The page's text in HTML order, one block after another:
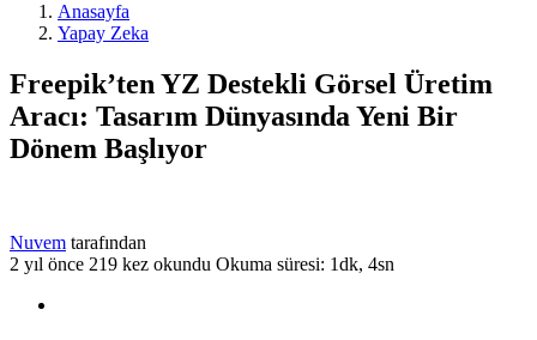
Anasayfa
Yapay Zeka
Freepik’ten YZ Destekli Görsel Üretim
Aracı: Tasarım Dünyasında Yeni Bir
Dönem Başlıyor
Nuvem tarafından
2 yıl önce 219 kez okundu Okuma süresi: 1dk, 4sn